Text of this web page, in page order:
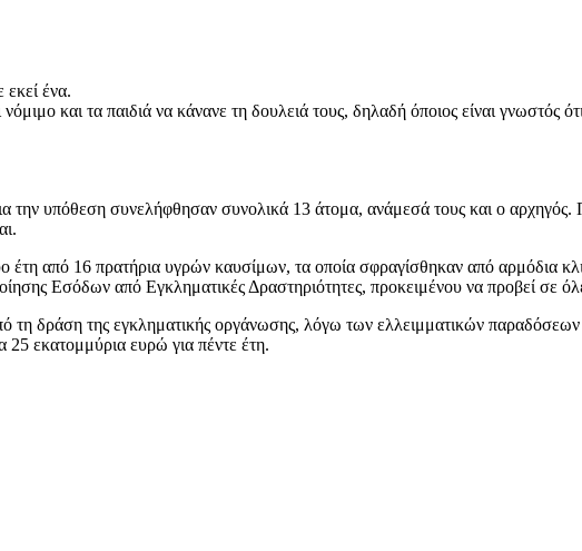
ένα.
και τα παιδιά να κάνανε τη δουλειά τους, δηλαδή όποιος είναι γνωστός
υπόθεση συνελήφθησαν συνολικά 13 άτομα, ανάμεσά τους και ο αρχηγός.
έτη από 16 πρατήρια υγρών καυσίμων, τα οποία σφραγίσθηκαν από αρμόδια
Εσόδων από Εγκληματικές Δραστηριότητες, προκειμένου να προβεί σε
τη δράση της εγκληματικής οργάνωσης, λόγω των ελλειμματικών
εκατομμύρια ευρώ για πέντε έτη.